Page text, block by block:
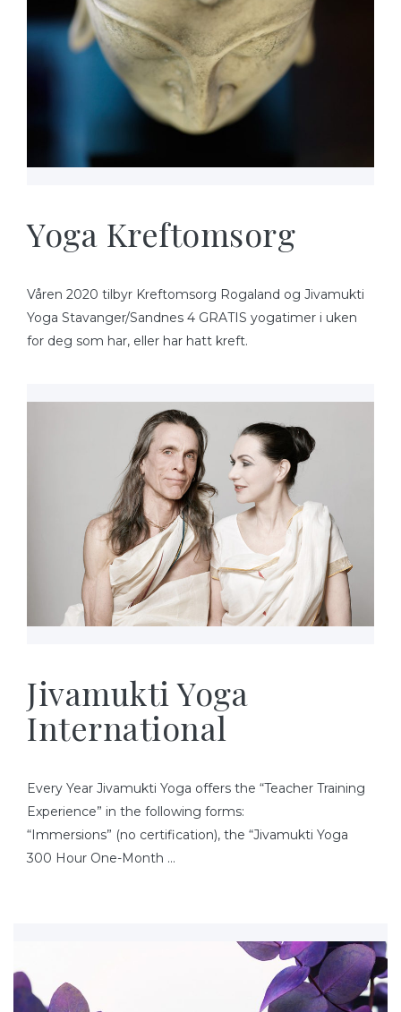
Yoga Kreftomsorg
Våren 2020 tilbyr Kreftomsorg Rogaland og Jivamukti
Yoga Stavanger/Sandnes 4 GRATIS yogatimer i uken
for deg som har, eller har hatt kreft.
Jivamukti Yoga
International
Every Year Jivamukti Yoga offers the “Teacher Training
Experience” in the following forms:
“Immersions” (no certification), the “Jivamukti Yoga
300 Hour One-Month …